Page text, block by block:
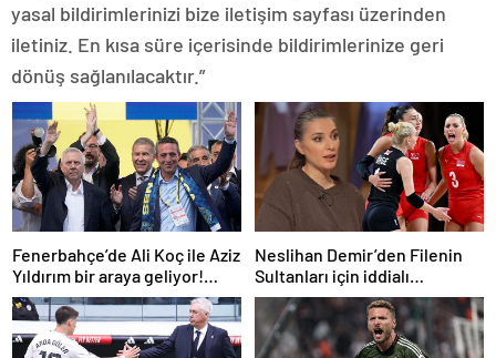
yasal bildirimlerinizi bize iletişim sayfası üzerinden
iletiniz. En kısa süre içerisinde bildirimlerinize geri
dönüş sağlanılacaktır.”
Fenerbahçe’de Ali Koç ile Aziz
Yıldırım bir araya geliyor!
Toplanan imza sayısı ortaya
çıktı
Neslihan Demir’den Filenin
Sultanları için iddialı
açıklama!